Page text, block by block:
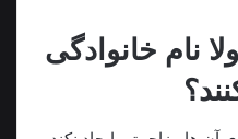
نام خانوادگی